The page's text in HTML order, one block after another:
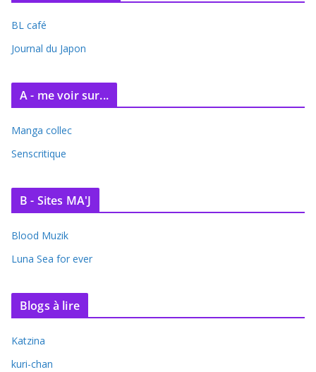
BL café
Journal du Japon
A - me voir sur...
Manga collec
Senscritique
B - Sites MA'J
Blood Muzik
Luna Sea for ever
Blogs à lire
Katzina
kuri-chan